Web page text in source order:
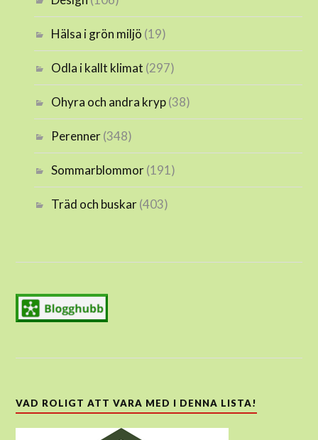
Hälsa i grön miljö (19)
Odla i kallt klimat (297)
Ohyra och andra kryp(38)
Perenner(348)
Sommarblommor(191)
Träd och buskar(403)
VAD ROLIGT ATT VARA MED I DENNA LISTA!